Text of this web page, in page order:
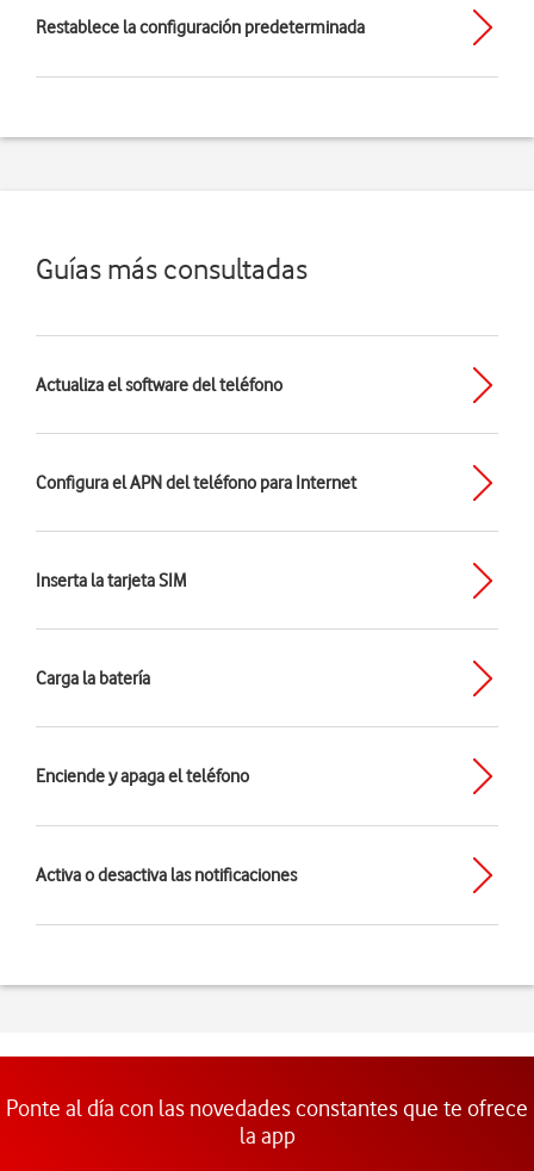
Restablece la configuración predeterminada
Guías más consultadas
Actualiza el software del teléfono
Configura el APN del teléfono para Internet
Inserta la tarjeta SIM
Carga la batería
Enciende y apaga el teléfono
Activa o desactiva las notificaciones
Ponte al día con las novedades constantes que te ofrece
la app